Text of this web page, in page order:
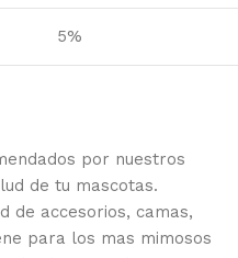
5%
por nuestros
de tu mascotas.
de accesorios, camas,
para los mas mimosos